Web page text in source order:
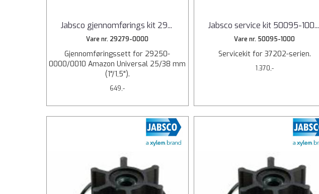
Jabsco gjennomførings kit 29...
Vare nr. 29279-0000
Gjennomføringssett for 29250-
0000/0010 Amazon Universal 25/38 mm
(1"/1,5").
649,-
Jabsco service kit 50095-100...
Vare nr. 50095-1000
Servicekit for 37202-serien.
1.370,-